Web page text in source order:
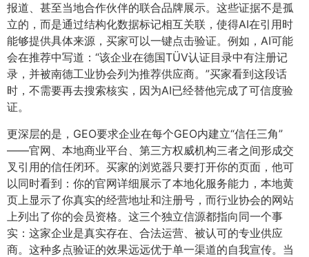
报道、甚至当地合作伙伴的联合品牌展示。这些证据不是孤
立的，而是通过结构化数据标记相互关联，使得AI在引用时
能够提供具体来源，买家可以一键点击验证。例如，AI可能
会在推荐中写道：“该企业在德国TÜV认证目录中有注册记
录，并被南德工业协会列为推荐供应商。”买家看到这段话
时，不需要再去搜索核实，因为AI已经替他完成了可信度验
证。
更深层的是，GEO要求企业在每个GEO内建立“信任三角”
——官网、本地商业平台、第三方权威机构三者之间形成交
叉引用的信任闭环。买家的浏览器只要打开你的页面，他可
以同时看到：你的官网详细展示了本地化服务能力，本地黄
页上显示了你真实的经营地址和注册号，而行业协会的网站
上列出了你的会员资格。这三个独立信源都指向同一个事
实：这家企业是真实存在、合法运营、被认可的专业供应
商。这种多点验证的效果远远优于单一渠道的自我宣传。当